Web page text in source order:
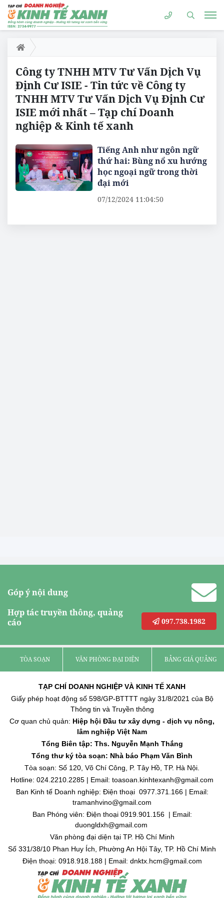
Công ty TNHH MTV Tư Vấn Dịch Vụ
Định Cư ISIE - Tin tức về Công ty
TNHH MTV Tư Vấn Dịch Vụ Định Cư
ISIE mới nhất – Tạp chí Doanh
nghiệp & Kinh tế xanh
Tiếng Anh như ngôn ngữ
thứ hai: Bùng nổ xu hướng
học ngoại ngữ trong thời
đại mới
07/12/2024 11:04:50
Góp ý nội dung
Hợp tác truyền thông, quảng
cáo
097.738.1982
TÒA SOẠN VĂN PHÒNG ĐẠI DIỆN BẢNG GIÁ QUẢNG
TẠP CHÍ DOANH NGHIỆP VÀ KINH TẾ XANH
Giấy phép hoạt động số 598/GP-BTTTT ngày 31/8/2021 của Bộ
Thông tin và Truyền thông
Cơ quan chủ quản: Hiệp hội Đầu tư xây dựng - dịch vụ nông,
lâm nghiệp Việt Nam
Tổng Biên tập: Ths. Nguyễn Mạnh Thắng
Tổng thư ký tòa soạn: Nhà báo Phạm Văn Bình
Tòa soạn: Số 120, Võ Chí Công, P. Tây Hồ, TP. Hà Nội.
Hotline: 024.2210.2285 | Email: toasoan.kinhtexanh@gmail.com
Ban Kinh tế Doanh nghiệp: Điện thoại 0977.371.166 | Email:
tramanhvino@gmail.com
Ban Phóng viên: Điện thoại 0919.901.156 | Email:
duongldxh@gmail.com
Văn phòng đại diện tại TP. Hồ Chí Minh
Số 331/38/10 Phan Huy Ích, Phường An Hội Tây, TP. Hồ Chí Minh
Điện thoại: 0918.918.188 | Email: dnktx.hcm@gmail.com